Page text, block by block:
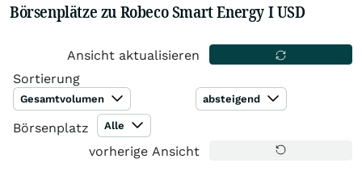
Börsenplätze zu Robeco Smart Energy I USD
Ansicht aktualisieren
Sortierung
Gesamtvolumen absteigend
Börsenplatz Alle
vorherige Ansicht